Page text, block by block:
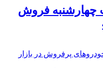
چهارشنبه فروش